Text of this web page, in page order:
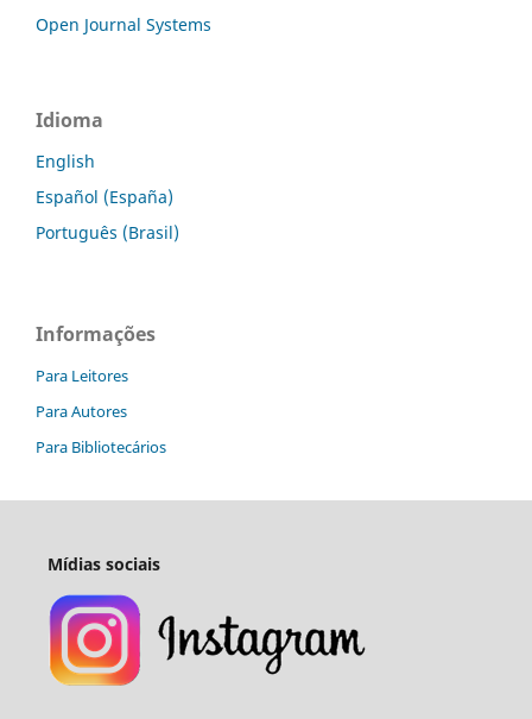
Open Journal Systems
Idioma
English
Español (España)
Português (Brasil)
Informações
Para Leitores
Para Autores
Para Bibliotecários
Mídias sociais